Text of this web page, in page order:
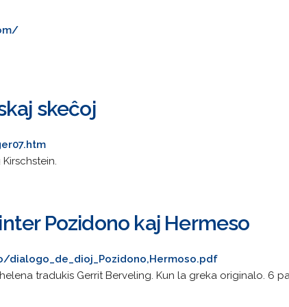
skeĉoj
Pozidono kaj Hermeso
tradukis Gerrit Berveling. Kun la greka originalo. 6